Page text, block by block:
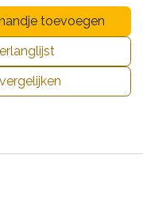
toevoegen